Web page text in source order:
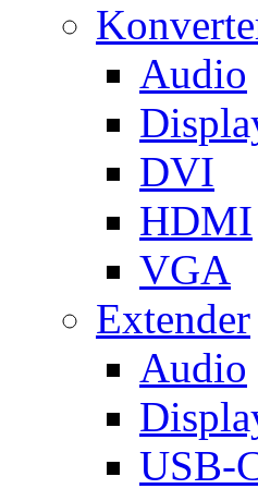
Audio
DVI
HDMI
VGA
Extender
Audio
USB-